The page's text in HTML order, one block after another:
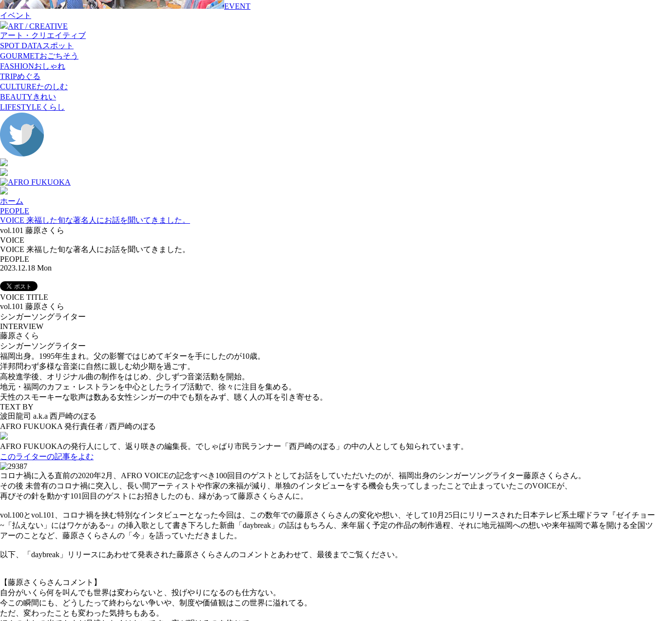
EVENT
イベント
ART / CREATIVE
アート・クリエイティブ
SPOT DATA スポット
GOURMETおごちそう
FASHIONおしゃれ
TRIPめぐる
CULTUREたのしむ
BEAUTYきれい
LIFESTYLE くらし
ホーム
PEOPLE
VOICE 来福した旬な著名人にお話を聞いてきました。
vol.101 藤原さくら
VOICE
VOICE 来福した旬な著名人にお話を聞いてきました。
PEOPLE
2023.12.18 Mon
VOICE TITLE
vol.101 藤原さくら
シンガーソングライター
INTERVIEW
藤原さくら
シンガーソングライター
福岡出身。1995年生まれ。父の影響ではじめてギターを手にしたのが10歳。
洋邦問わず多様な音楽に自然に親しむ幼少期を過ごす。
高校進学後、オリジナル曲の制作をはじめ、少しずつ音楽活動を開始。
地元・福岡のカフェ・レストランを中心としたライブ活動で、徐々に注目を集める。
天性のスモーキーな歌声は数ある女性シンガーの中でも類をみず、聴く人の耳を引き寄せる。
TEXT BY
波田龍司 a.k.a 西戸崎のぼる
AFRO FUKUOKA 発行責任者 / 西戸崎のぼる
AFRO FUKUOKAの発行人にして、返り咲きの編集長。でしゃばり市民ランナー「西戸崎のぼる」の中の人としても知られています。
このライターの記事をよむ
コロナ禍に入る直前の2020年2月、AFRO VOICEの記念すべき100回目のゲストとしてお話をしていただいたのが、福岡出身のシンガーソングライター藤原さくらさん。
その後 未曾有のコロナ禍に突入し、長い間アーティストや作家の来福が減り、単独のインタビューをする機会も失ってしまったことで止まっていたこのVOICEが、
再びその針を動かす101回目のゲストにお招きしたのも、縁があって藤原さくらさんに。
vol.100とvol.101、コロナ禍を挟む特別なインタビューとなった今回は、この数年での藤原さくらさんの変化や想い、そして10月25日にリリースされた日本テレビ系土曜ドラマ『ゼイチョー
~「払えない」にはワケがある~』の挿入歌として書き下ろした新曲「daybreak」の話はもちろん、来年届く予定の作品の制作過程、それに地元福岡への想いや来年福岡で幕を開ける全国ツ
アーのことなど、藤原さくらさんの「今」を語っていただきました。
以下、「daybreak」リリースにあわせて発表された藤原さくらさんのコメントとあわせて、最後までご覧ください。
【藤原さくらさんコメント】
自分がいくら何を叫んでも世界は変わらないと、投げやりになるのも仕方ない。
今この瞬間にも、どうしたって終わらない争いや、制度や価値観はこの世界に溢れてる。
ただ、変わったことも変わった気持ちもある。